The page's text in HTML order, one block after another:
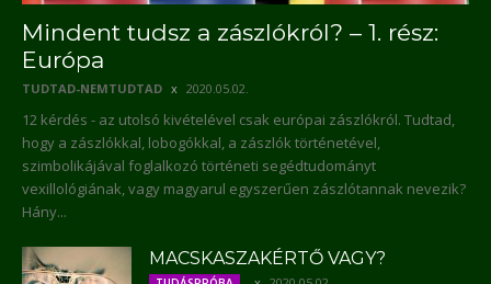
Mindent tudsz a zászlókról? – 1. rész:
Európa
TUDTAD-NEMTUDTAD 2020.05.02.
12 kérdés - az utolsó kivételével csak európai zászlókról. Tudtad,
hogy a zászlókkal, lobogókkal, a zászlók történetével,
szimbolikájával foglalkozó történeti segédtudományt
vexillológiának, vagy magyarul egyszerűen zászlótannak nevezik?
Hány...
MACSKASZAKÉRTŐ VAGY?